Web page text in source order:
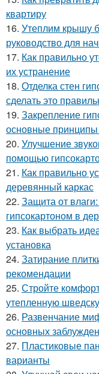
квартиру
16. Утеплим крышу
руководство для
17. Как правильно
их устранение
18. Отделка стен
сделать это
19. Закрепление
основные
20. Улучшение
помощью
21. Как правильно
деревянный каркас
22. Защита от
гипсокартоном в
23. Как выбрать
установка
24. Затирание
рекомендации
25. Стройте
утепленную
26. Развенчание
основных
27. Пластиковые
варианты